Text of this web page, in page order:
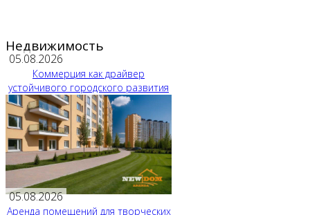
Недвижимость
05.08.2026
Коммерция как драйвер
устойчивого городского развития
05.08.2026
Аренда помещений для творческих